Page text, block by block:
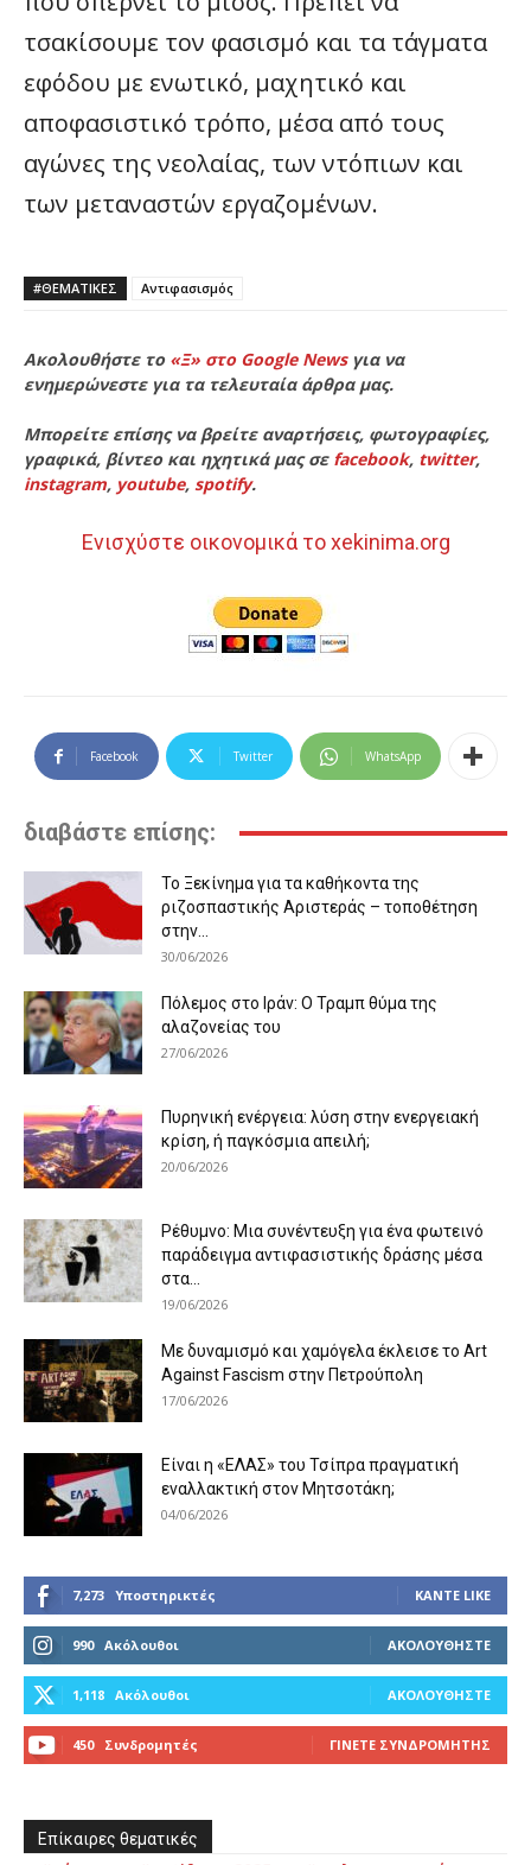
τσακίσουμε τον φασισμό και τα τάγματα
εφόδου με ενωτικό, μαχητικό και
αποφασιστικό τρόπο, μέσα από τους
αγώνες της νεολαίας, των ντόπιων και
των μεταναστών εργαζομένων.
#ΘΕΜΑΤΙΚΈΣ Αντιφασισμός
Ακολουθήστε το «Ξ» στο Google Newsγια να
ενημερώνεστε για τα τελευταία άρθρα μας.
Μπορείτε επίσης να βρείτε αναρτήσεις, φωτογραφίες,
γραφικά, βίντεο και ηχητικά μας σε facebook, twitter,
instagram, youtube, spotify.
Ενισχύστε οικονομικά το xekinima.org
Facebook Twitter WhatsApp
διαβάστε επίσης:
Το Ξεκίνημα για τα καθήκοντα της
ριζοσπαστικής Αριστεράς – τοποθέτηση
στην...
30/06/2026
Πόλεμος στο Ιράν: Ο Τραμπ θύμα της
αλαζονείας του
27/06/2026
Πυρηνική ενέργεια: λύση στην ενεργειακή
κρίση, ή παγκόσμια απειλή;
20/06/2026
Ρέθυμνο: Μια συνέντευξη για ένα φωτεινό
παράδειγμα αντιφασιστικής δράσης μέσα
στα...
19/06/2026
Με δυναμισμό και χαμόγελα έκλεισε το Art
Against Fascism στην Πετρούπολη
17/06/2026
Είναι η «ΕΛΑΣ» του Τσίπρα πραγματική
εναλλακτική στον Μητσοτάκη;
04/06/2026
7,273 Υποστηρικτές ΚΆΝΤΕ LIKE
990 Ακόλουθοι ΑΚΟΛΟΥΘΉΣΤΕ
1,118 Ακόλουθοι ΑΚΟΛΟΥΘΉΣΤΕ
450 Συνδρομητές ΓΊΝΕΤΕ ΣΥΝΔΡΟΜΗΤΉΣ
Επίκαιρες θεματικές